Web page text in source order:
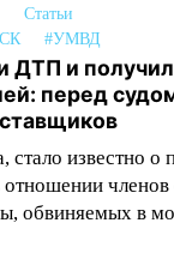
творческой
исправить
06.08.2026
погоды на 7
Статьи
#УМВД
ДТП и
перед
стало известно о
отношении
обвиняемых в